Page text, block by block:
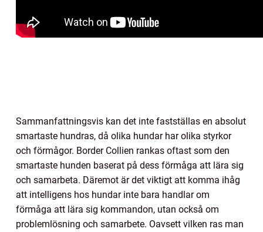
Sammanfattningsvis kan det inte fastställas en absolut
smartaste hundras, då olika hundar har olika styrkor
och förmågor. Border Collien rankas oftast som den
smartaste hunden baserat på dess förmåga att lära sig
och samarbeta. Däremot är det viktigt att komma ihåg
att intelligens hos hundar inte bara handlar om
förmåga att lära sig kommandon, utan också om
problemlösning och samarbete. Oavsett vilken ras man